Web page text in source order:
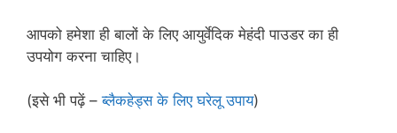
आपको हमेशा ही बालों के लिए आयुर्वेदिक मेहंदी पाउडर का ही
उपयोग करना चाहिए।
(इसे भी पढ़ें –ब्लैकहेड्स के लिए घरेलू उपाय)